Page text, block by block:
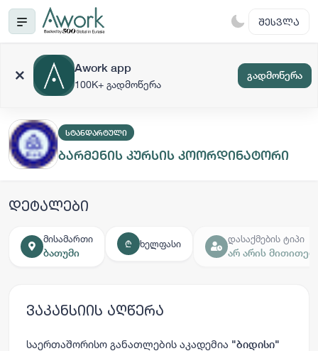
ᲨᲔᲡᲕᲚᲐ
Awork app
100K+ გადმოწერა
გადმოწერა
ᲡᲢᲐᲜᲓᲐᲠᲢᲣᲚᲘ
ბარმენის კურსის კოორდინატორი
დეტალები
მისამართი
ბათუმი
₾ ხელფასი
დასაქმების ტიპი
არ არის
ვაკანსიის აღწერა
საერთაშორისო განათლების აკადემია "ბიდისი"